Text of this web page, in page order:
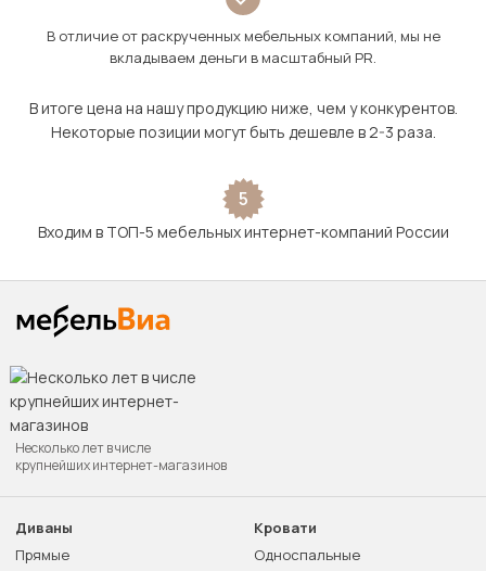
В отличие от раскрученных мебельных компаний, мы не
вкладываем деньги в масштабный PR.
В итоге цена на нашу продукцию ниже, чем у конкурентов.
Некоторые позиции могут быть дешевле в 2-3 раза.
5
Входим в ТОП-5 мебельных интернет-компаний России
Несколько лет в числе
крупнейших интернет-магазинов
Диваны
Прямые
Кровати
Односпальные